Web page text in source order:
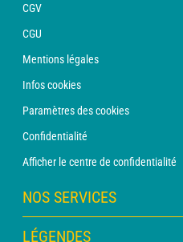
CGV
CGU
Mentions légales
Infos cookies
Paramètres des cookies
Confidentialité
Afficher le centre de confidentialité
NOS SERVICES
Abonnement METEO Xpert
LÉGENDES